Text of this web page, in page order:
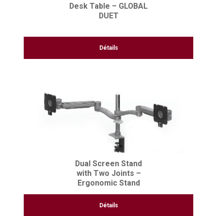
Desk Table – GLOBAL
DUET
Détails
Dual Screen Stand
with Two Joints –
Ergonomic Stand
Détails